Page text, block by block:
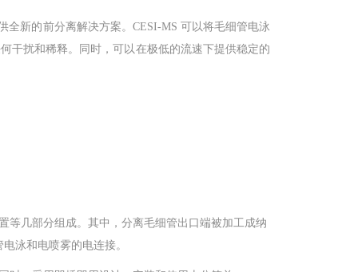
全新的前分离解决方案。CESI-MS 可以将毛细管电泳
干扰和稀释。同时，可以在极低的流速下提供稳定的
等几部分组成。其中，分离毛细管出口端被加工成纳
泳和电喷雾的电连接。